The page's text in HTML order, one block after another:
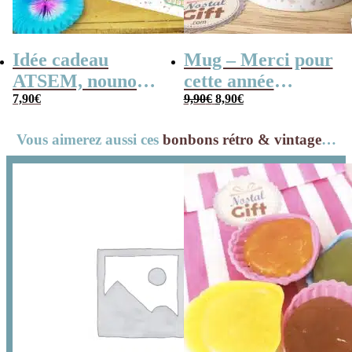
Idée cadeau
ATSEM, nounou –
Cahier de
Merci pour cette
année
7,90€
Mug – Merci pour
cette année
(Collection
9,90€ Le
prix
8,90€Le
prix
Vous aimerez aussi ces bonbons rétro & vintage…